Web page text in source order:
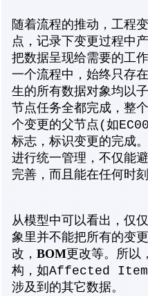
随着流程的推动，工程
点，记录下变更过程中
把数据呈现给需要的工
一个流程中，始终只存
生的所有数据对象均以
节点任务全都完成，整
个变更的父节点(如
标志，标识变更的完成
进行统一管理，不仅能
完善，而且能在任何时
从模型中可以看出，仅
象里并不能把所有的变
改， BOM更改等。所以
构，如Affected Items
涉及到的其它数据。